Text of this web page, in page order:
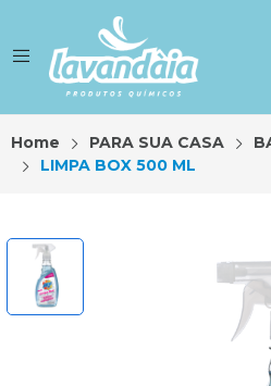
Home PARA SUA CASA
LIMPA BOX 500 ML